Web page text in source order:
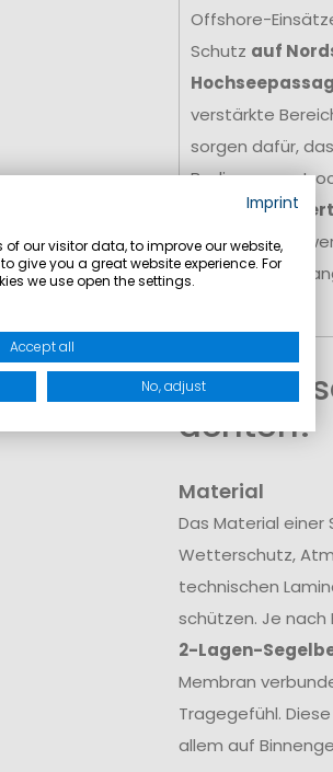
Offshore-
Schutz auf
verstärkte
sorgen dafür,
Bedingungen
Für
stellt ein
Grundlage für
Worauf
achten?
Material
Das Material
Wetterschutz,
technischen
schützen. Je nach
2-Lagen-
Membran
Tragegefühl.
allem auf
Imprint
our visitor data, to improve our website,
give you a great website experience. For
we use open the settings.
Accept all
No, adjust